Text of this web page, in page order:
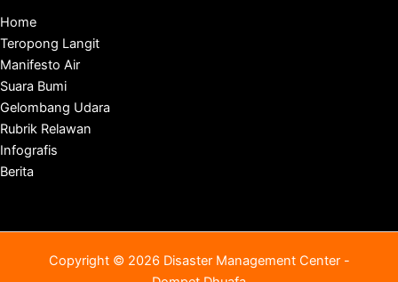
Home
Teropong Langit
Manifesto Air
Suara Bumi
Gelombang Udara
Rubrik Relawan
Infografis
Berita
Copyright © 2026 Disaster Management Center -